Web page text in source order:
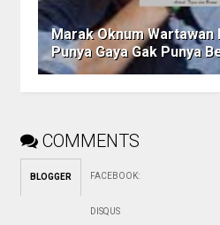
Marak Oknum Wartawan
Punya Gaya Gak Punya
COMMENTS
BLOGGER FACEBOOK:
DISQUS